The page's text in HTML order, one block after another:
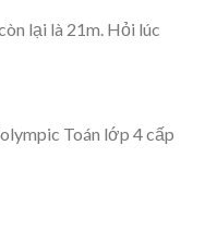
lại là 21m. Hỏi lúc